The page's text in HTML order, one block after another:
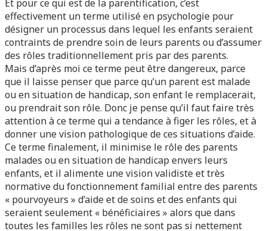
Et pour ce qui est de la parentification, c’est
effectivement un terme utilisé en psychologie pour
désigner un processus dans lequel les enfants seraient
contraints de prendre soin de leurs parents ou d’assumer
des rôles traditionnellement pris par des parents.
Mais d’après moi ce terme peut être dangereux, parce
que il laisse penser que parce qu’un parent est malade
ou en situation de handicap, son enfant le remplacerait,
ou prendrait son rôle. Donc je pense qu’il faut faire très
attention à ce terme qui a tendance à figer les rôles, et à
donner une vision pathologique de ces situations d’aide.
Ce terme finalement, il minimise le rôle des parents
malades ou en situation de handicap envers leurs
enfants, et il alimente une vision validiste et très
normative du fonctionnement familial entre des parents
« pourvoyeurs » d’aide et de soins et des enfants qui
seraient seulement « bénéficiaires » alors que dans
toutes les familles les rôles ne sont pas si nettement